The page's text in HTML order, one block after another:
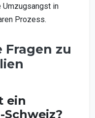
Umzugsangst in
Prozess.
zu
ein